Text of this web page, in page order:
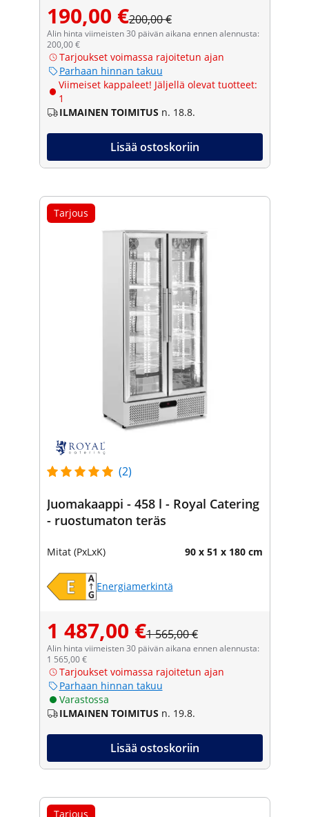
190,00 €200,00 €
Alin hinta viimeisten 30 päivän aikana ennen alennusta:
200,00 €
Tarjoukset voimassa rajoitetun ajan
Parhaan hinnan takuu
Viimeiset kappaleet! Jäljellä olevat tuotteet:
1
ILMAINEN TOIMITUS n. 18.8.
Lisää ostoskoriin
Tarjous
(2)
Juomakaappi - 458 l - Royal Catering
- ruostumaton teräs
Mitat (PxLxK) 90 x 51 x 180 cm
Energiamerkintä
1 487,00 €1 565,00 €
Alin hinta viimeisten 30 päivän aikana ennen alennusta:
1 565,00 €
Tarjoukset voimassa rajoitetun ajan
Parhaan hinnan takuu
Varastossa
ILMAINEN TOIMITUS n. 19.8.
Lisää ostoskoriin
Tarjous